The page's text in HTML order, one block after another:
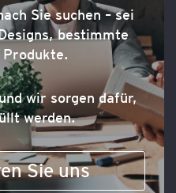
Sie suchen – sei
bestimmte
wir sorgen dafür,
werden.
Sie uns